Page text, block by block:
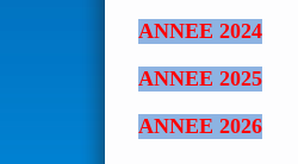
ANNEE 2024
ANNEE 2025
ANNEE 2026